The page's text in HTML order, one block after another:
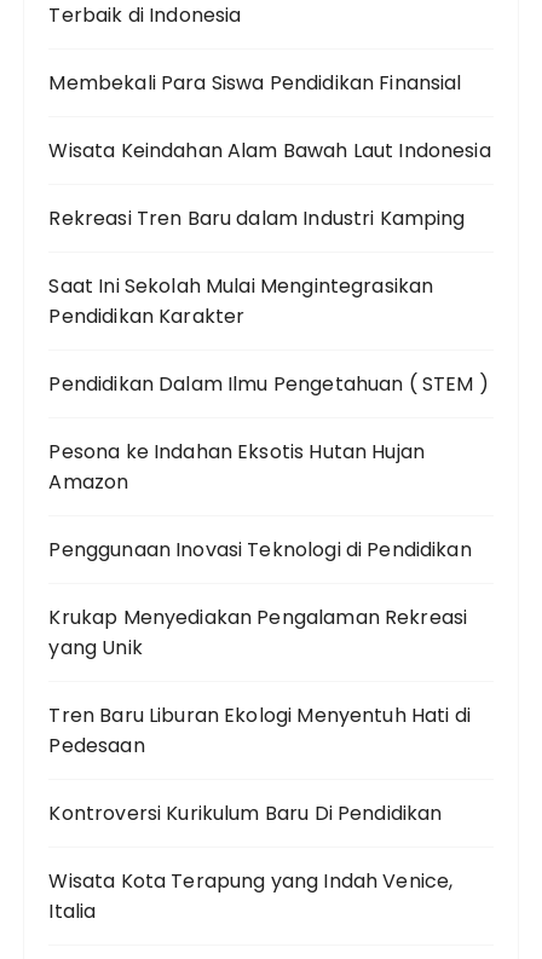
Terbaik di Indonesia
Membekali Para Siswa Pendidikan Finansial
Wisata Keindahan Alam Bawah Laut Indonesia
Rekreasi Tren Baru dalam Industri Kamping
Saat Ini Sekolah Mulai Mengintegrasikan
Pendidikan Karakter
Pendidikan Dalam Ilmu Pengetahuan ( STEM )
Pesona ke Indahan Eksotis Hutan Hujan
Amazon
Penggunaan Inovasi Teknologi di Pendidikan
Krukap Menyediakan Pengalaman Rekreasi
yang Unik
Tren Baru Liburan Ekologi Menyentuh Hati di
Pedesaan
Kontroversi Kurikulum Baru Di Pendidikan
Wisata Kota Terapung yang Indah Venice,
Italia